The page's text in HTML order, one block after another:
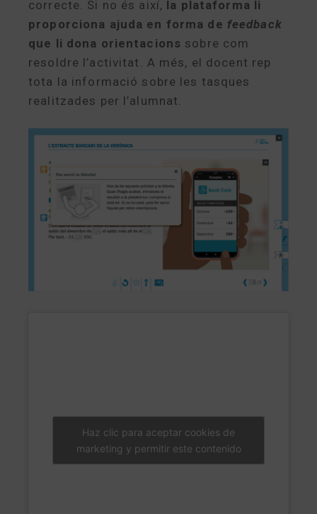
correcte. Si no és així, la plataforma li
proporciona ajuda en forma de feedback
que li dona orientacions sobre com
resoldre l’activitat. A més, el docent rep
tota la informació sobre les tasques
realitzades per l’alumnat.
Haz clic para aceptar cookies de
marketing y permitir este contenido